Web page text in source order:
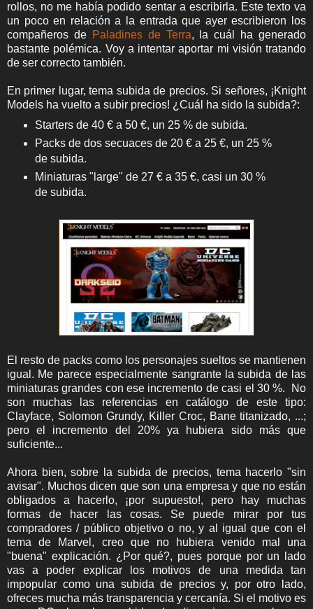
rollos, no me había podido sentar a escribirla. Este texto va
un poco en relación a la entrada que ayer escribieron los
compañeros de Paladines de Terra, la cuál ha generado
bastante polémica. Voy a intentar aportar mi visión tratando
de ser correcto también.
En primer lugar, tema subida de precios. Si señores, ¡Knight
Models ha vuelto a subir precios! ¿Cuál ha sido la subida?:
Starters de 40 € a 50 €, un 25 % de subida.
Packs de dos secuaces de 20 € a 25 €, un 25 %
de subida.
Miniaturas "large" de 27 € a 35 €, casi un 30 %
de subida.
El resto de packs como los personajes sueltos se mantienen
igual. Me parece especialmente sangrante la subida de las
miniaturas grandes con ese incremento de casi el 30 %. No
son muchas las referencias en catálogo de este tipo:
Clayface, Solomon Grundy, Killer Croc, Bane titanizado, ...;
pero el incremento del 20% ya hubiera sido más que
suficiente...
Ahora bien, sobre la subida de precios, tema hacerlo "sin
avisar". Muchos dicen que son una empresa y que no están
obligados a hacerlo, ¡por supuesto!, pero hay muchas
formas de hacer las cosas. Se puede mirar por tus
compradores / público objetivo o no, y al igual que con el
tema de Marvel, creo que no hubiera venido mal una
"buena" explicación. ¿Por qué?, pues porque por un lado
vas a poder explicar los motivos de una medida tan
impopular como una subida de precios y, por otro lado,
ofreces mucha más transparencia y cercanía. Si el motivo es